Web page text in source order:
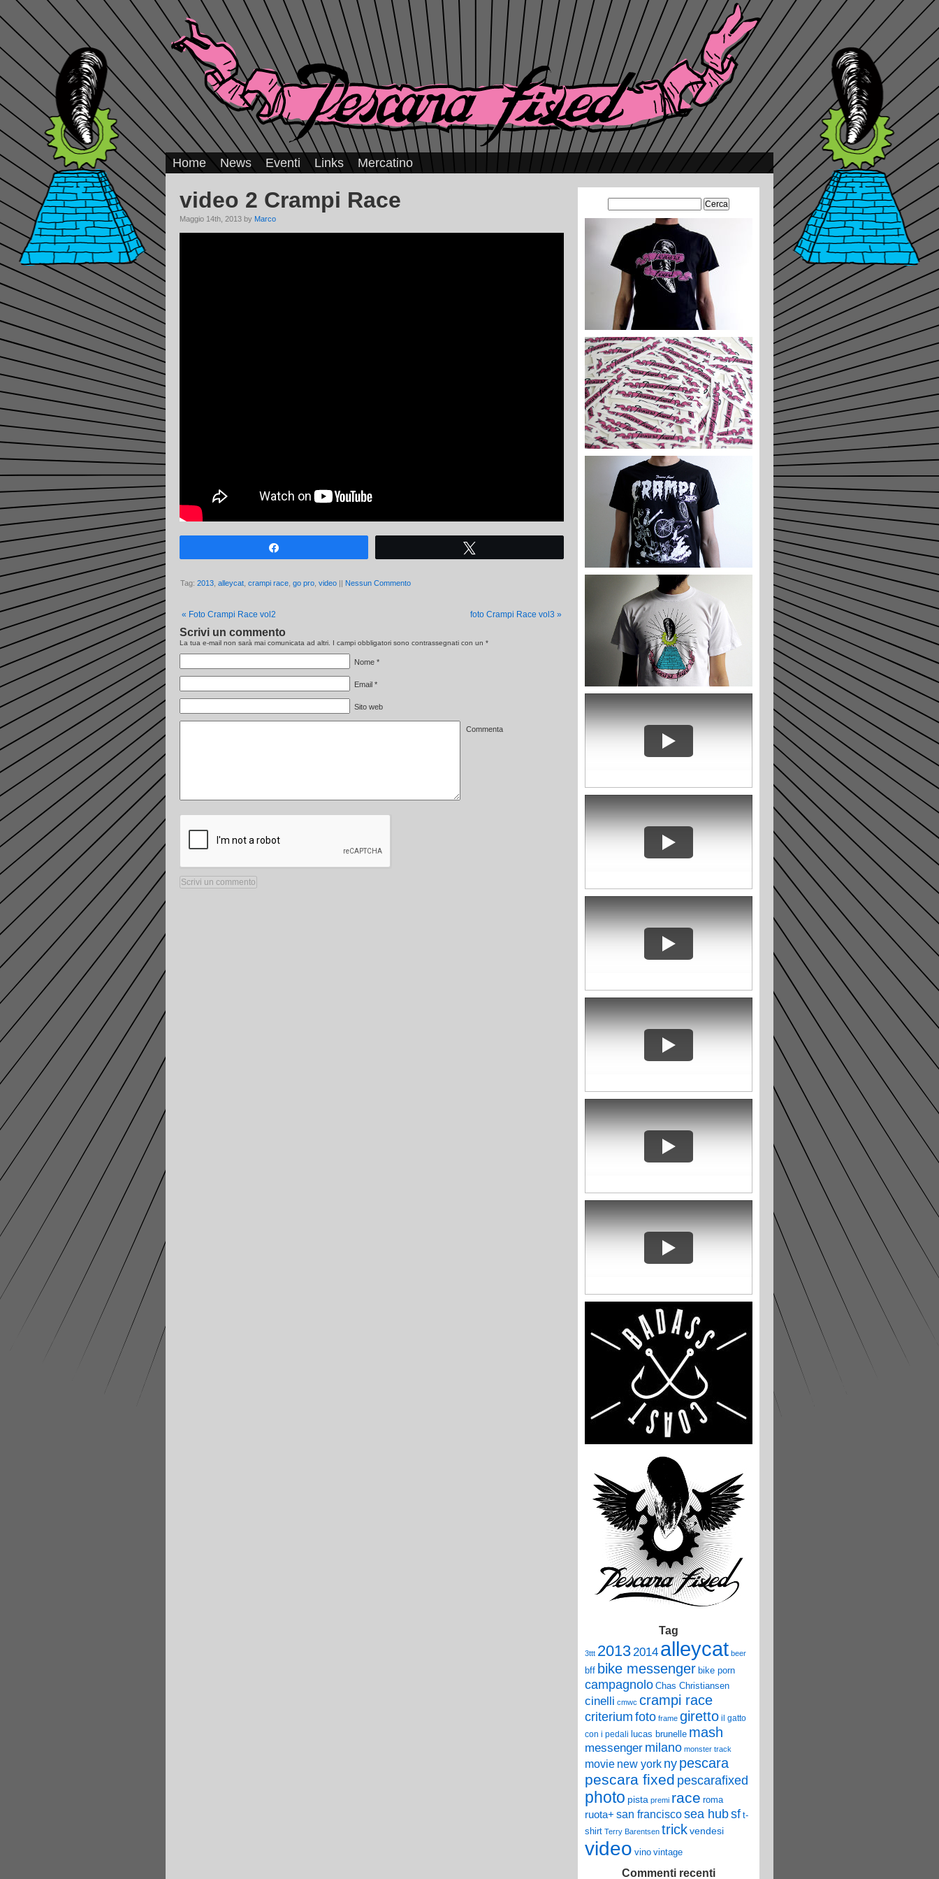
Home News Eventi Links Mercatino
video 2 Crampi Race
Maggio 14th, 2013 by Marco
Tag: 2013 alleycat crampi race go pro video || Nessun Commento
« Foto Crampi Race vol2 foto Crampi Race vol3 »
Scrivi un commento
La tua e-mail non sarà mai comunicata ad altri. I campi obbligatori sono contrassegnati con un *
Nome *
Email *
Sito web
Commenta
Ricerca
per:
Tag
3ttt 20132014 alleycat beer
bff bike messenger bike porn
campagnolo Chas Christiansen
cinelli cmwc crampi race
criterium foto frame giretto il gatto
con i pedali lucas brunelle mash
messenger milano monster track
movie new york nypescara
pescara fixed pescarafixed
photo pista premi race roma
ruota+ san franciscosea hubsf t-
shirt Terry Barentsen trickvendesi
video vino vintage
Commenti recenti